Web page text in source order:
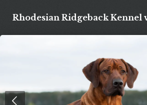
direct
Rhodesian Ridgeback Kennel